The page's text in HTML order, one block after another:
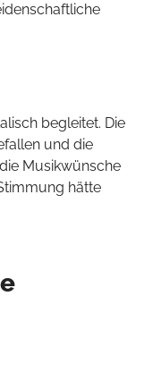
begleitet. Die
und die
Musikwünsche
hätte